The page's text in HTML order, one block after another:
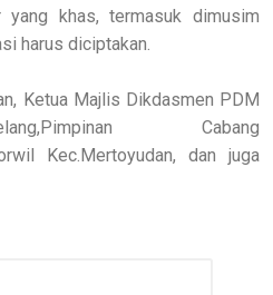
yang khas, termasuk dimusim
harus diciptakan.
Ketua Majlis Dikdasmen PDM
Cabang
Kec.Mertoyudan, dan juga